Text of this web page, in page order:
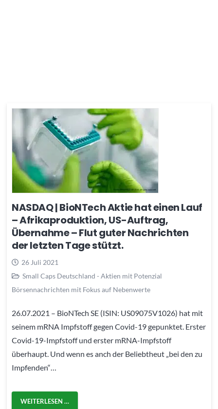
NASDAQ | BioNTech Aktie hat einen Lauf
– Afrikaproduktion, US-Auftrag,
Übernahme – Flut guter Nachrichten
der letzten Tage stützt.
26 Juli 2021
Small Caps Deutschland - Aktien mit Potenzial
Börsennachrichten mit Fokus auf Nebenwerte
26.07.2021 – BioNTech SE (ISIN: US09075V1026) hat mit
seinem mRNA Impfstoff gegen Covid-19 gepunktet. Erster
Covid-19-Impfstoff und erster mRNA-Impfstoff
überhaupt. Und wenn es anch der Beliebtheut „bei den zu
Impfenden“…
WEITERLESEN …